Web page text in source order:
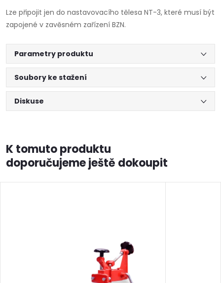
Lze připojit jen do nastavovacího tělesa NT-3, které musí být
zapojené v zavěsném zařízení BZN.
Parametry produktu
Soubory ke stažení
Diskuse
K tomuto produktu
doporučujeme ještě dokoupit